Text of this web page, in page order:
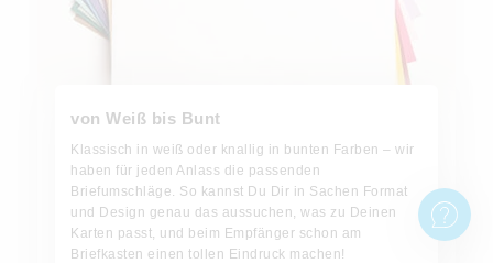
von Weiß bis Bunt
Klassisch in weiß oder knallig in bunten Farben – wir
haben für jeden Anlass die passenden
Briefumschläge. So kannst Du Dir in Sachen Format
und Design genau das aussuchen, was zu Deinen
Karten passt, und beim Empfänger schon am
Briefkasten einen tollen Eindruck machen!